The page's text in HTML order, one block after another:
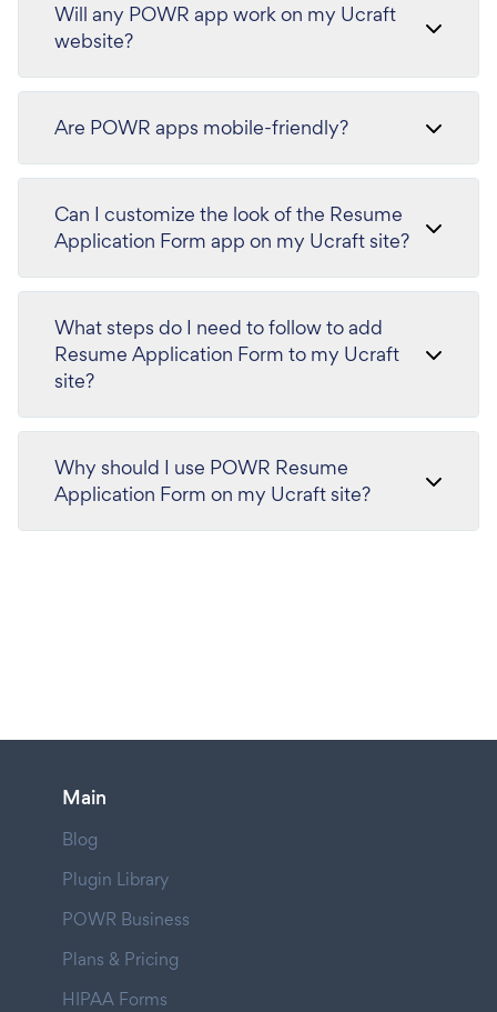
Will any POWR app work on my Ucraft
website?
Are POWR apps mobile-friendly?
Can I customize the look of the Resume
Application Form app on my Ucraft site?
What steps do I need to follow to add
Resume Application Form to my Ucraft
site?
Why should I use POWR Resume
Application Form on my Ucraft site?
Main
Blog
Plugin Library
POWR Business
Plans & Pricing
HIPAA Forms